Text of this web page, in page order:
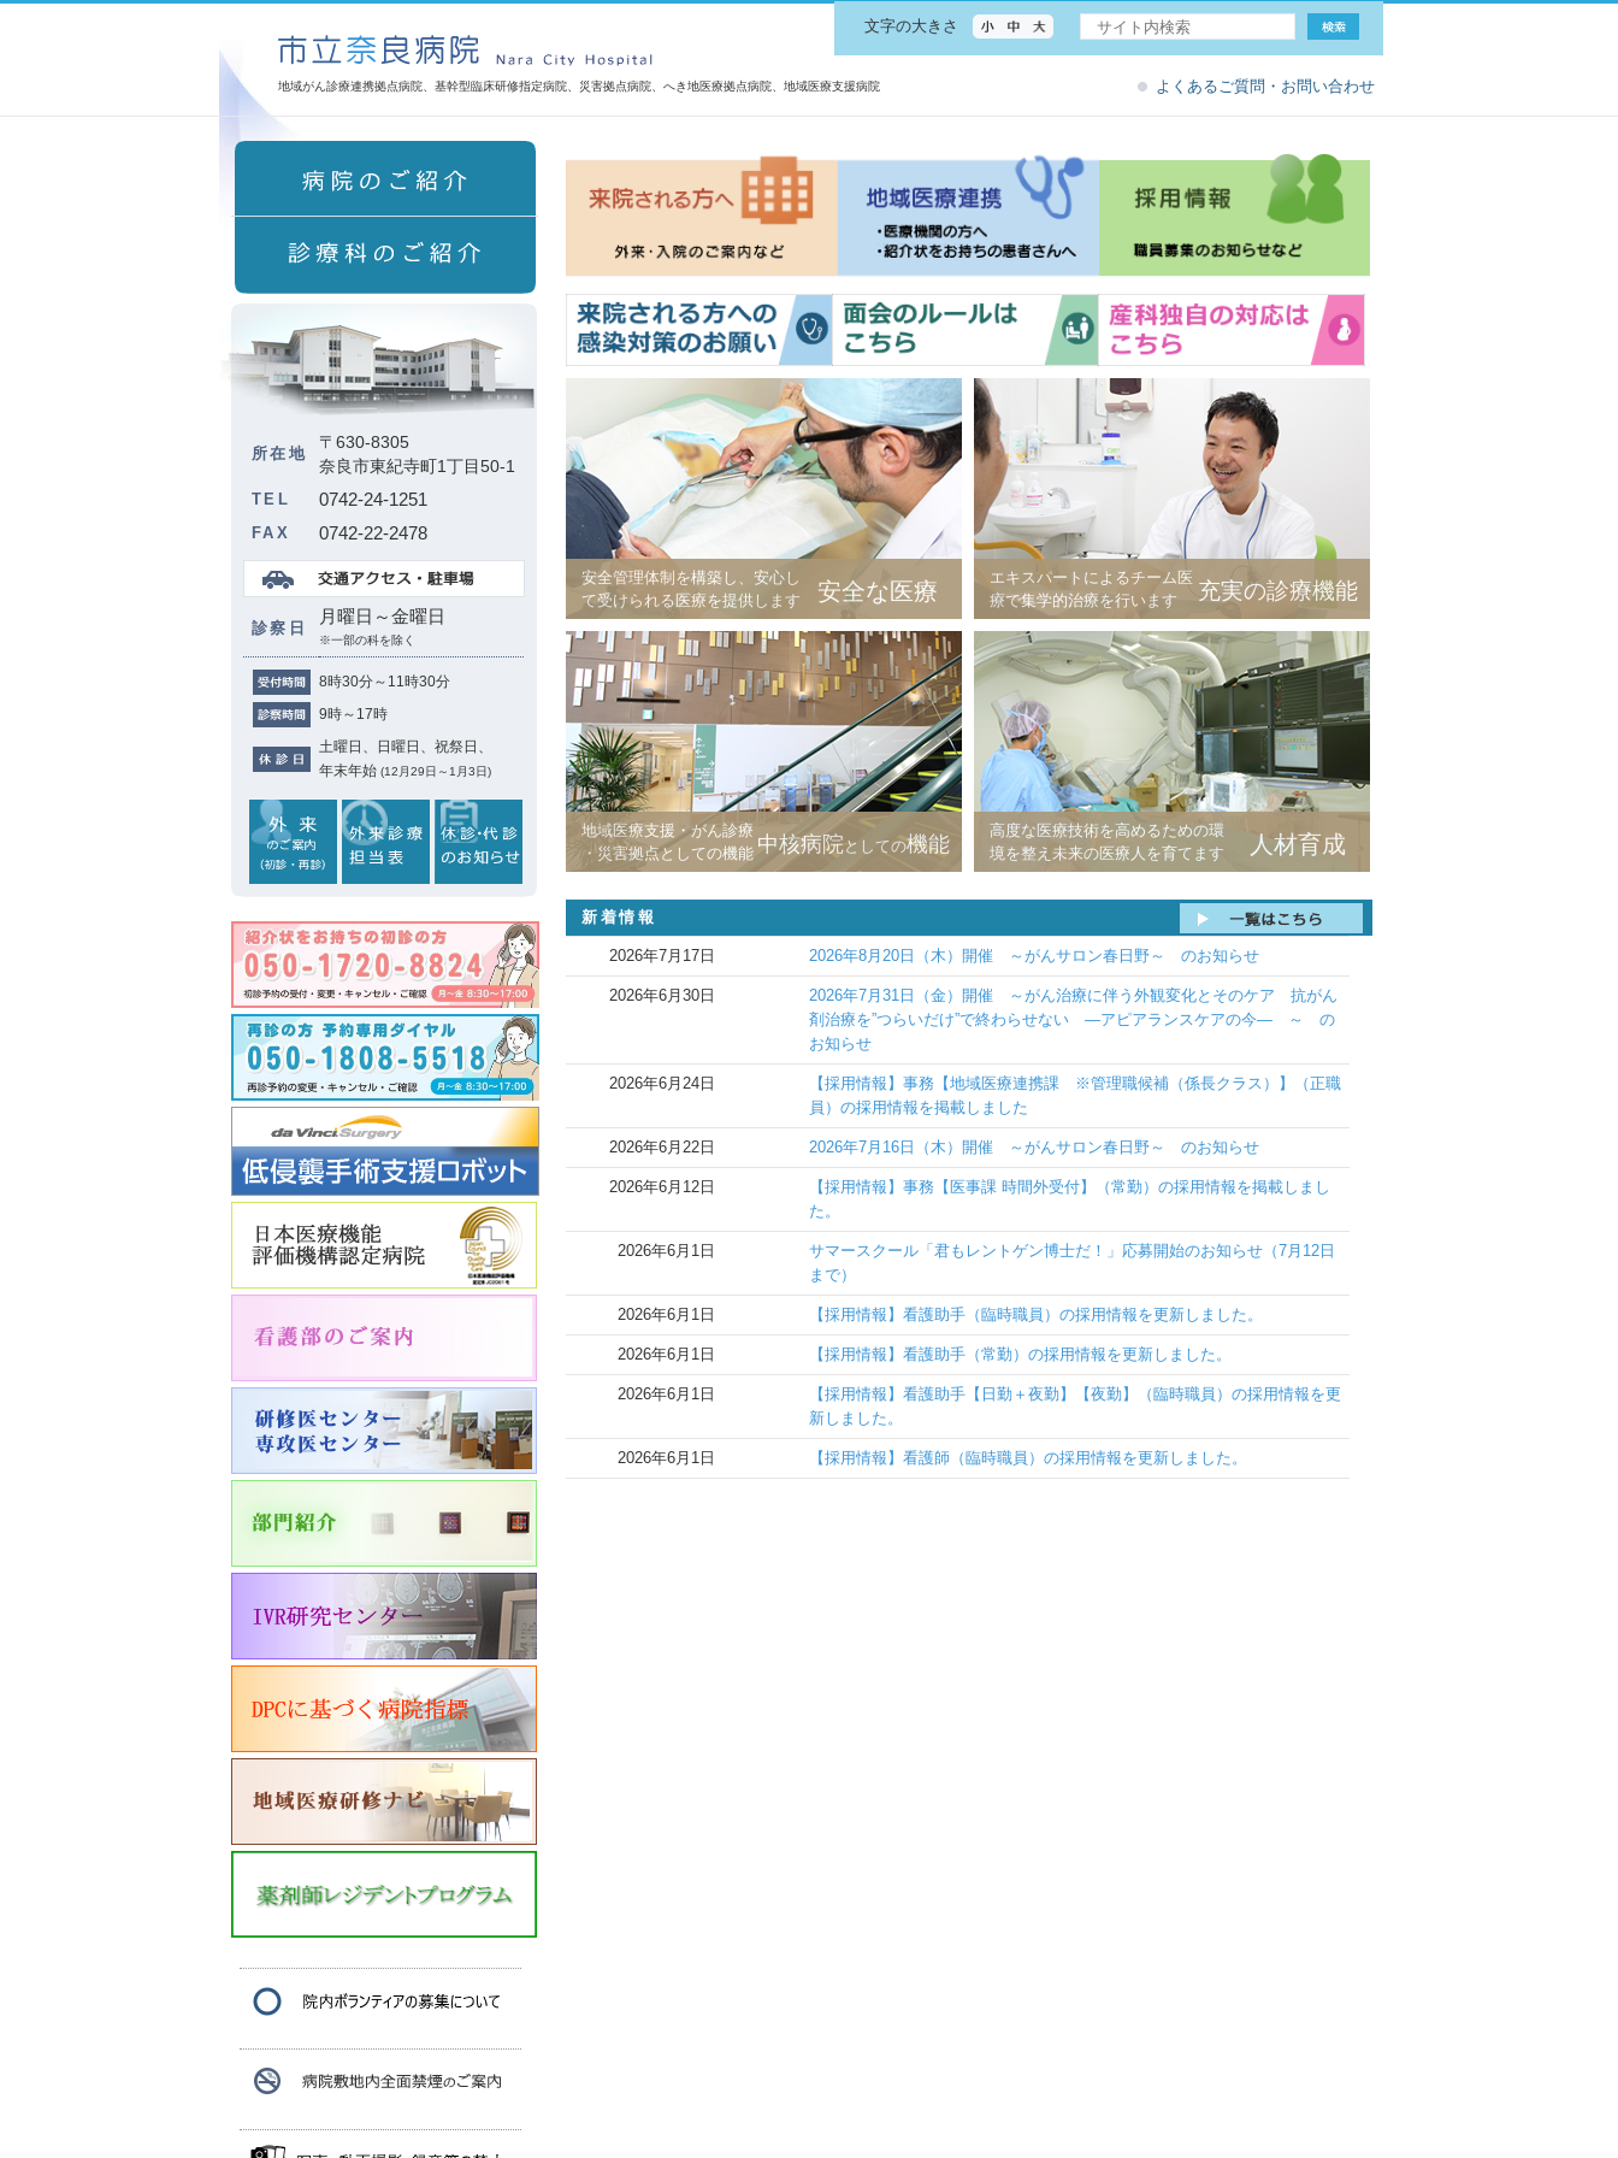
よくあるご質問・お問い合わせ
地域がん診療連携拠点病院、基幹型臨床研修指定病院、災害拠点病院、へき地医療拠点病院、地域医療支援病院
文字の大きさ
所在地
〒630-8305
奈良市東紀寺町1丁目50-1
TEL 0742-24-1251
FAX 0742-22-2478
診察日
月曜日～金曜日
※一部の科を除く
8時30分～11時30分
9時～17時
土曜日、日曜日、祝祭日、
年末年始 (12月29日～1月3日)
安全な医療
安全管理体制を構築し、安心し
て受けられる医療を提供します
充実の診療機能
エキスパートによるチーム医
療で集学的治療を行います
中核病院としての機能
地域医療支援・がん診療
・災害拠点としての機能
人材育成
高度な医療技術を高めるための環
境を整え未来の医療人を育てます
新着情報
2026年7月17日 2026年8月20日（木）開催 ～がんサロン春日野～ のお知らせ
2026年6月30日
2026年7月31日（金）開催 ～がん治療に伴う外観変化とそのケア 抗がん
剤治療を”つらいだけ”で終わらせない —アピアランスケアの今— ～ の
お知らせ
2026年6月24日
【採用情報】事務【地域医療連携課 ※管理職候補（係長クラス）】（正職
員）の採用情報を掲載しました
2026年6月22日 2026年7月16日（木）開催 ～がんサロン春日野～ のお知らせ
2026年6月12日
【採用情報】事務【医事課 時間外受付】（常勤）の採用情報を掲載しまし
た。
2026年6月1日
サマースクール「君もレントゲン博士だ！」応募開始のお知らせ（7月12日
まで）
2026年6月1日 【採用情報】看護助手（臨時職員）の採用情報を更新しました。
2026年6月1日 【採用情報】看護助手（常勤）の採用情報を更新しました。
2026年6月1日
【採用情報】看護助手【日勤＋夜勤】【夜勤】（臨時職員）の採用情報を更
新しました。
2026年6月1日 【採用情報】看護師（臨時職員）の採用情報を更新しました。